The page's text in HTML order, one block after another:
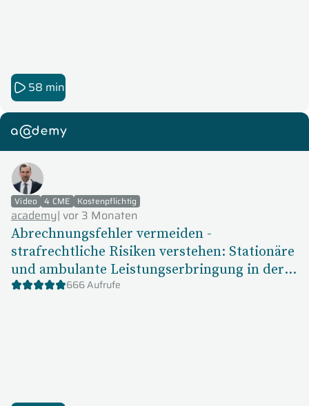
58 min
academy
Video 4 CME Kostenpflichtig
academy| vor 3 Monaten
Abrechnungsfehler vermeiden -
strafrechtliche Risiken verstehen: Stationäre
und ambulante Leistungserbringung in der
Klinik
666 Aufrufe